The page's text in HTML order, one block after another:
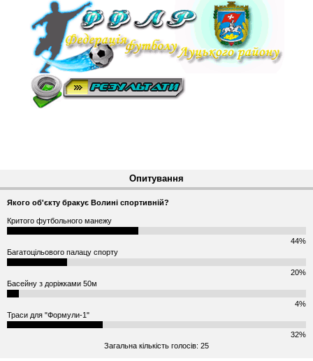
Опитування
Якого об'єкту бракує Волині спортивній?
Критого футбольного манежу
44%
Багатоцільового палацу спорту
20%
Басейну з доріжками 50м
4%
Траси для "Формули-1"
32%
Загальна кількість голосів: 25